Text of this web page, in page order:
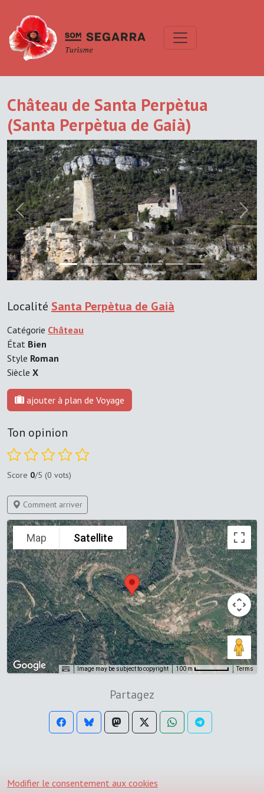
Château de Santa Perpètua
(Santa Perpètua de Gaià)
Previous Next
Localité Santa Perpètua de Gaià
Catégorie Château
État Bien
Style Roman
Siècle X
ajouter à plan de Voyage
Ton opinion
Score 0/5 (0 vots)
Comment arriver
Map Satellite
Image may be subject to copyright 100 m Terms
Partagez
Modifier le consentement aux cookies